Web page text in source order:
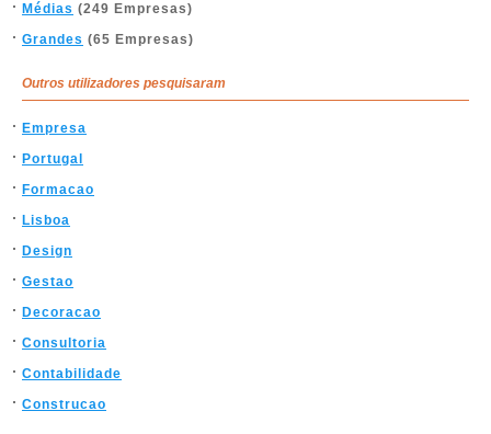
Médias (249 Empresas)
Grandes (65 Empresas)
Outros utilizadores pesquisaram
Empresa
Portugal
Formacao
Lisboa
Design
Gestao
Decoracao
Consultoria
Contabilidade
Construcao